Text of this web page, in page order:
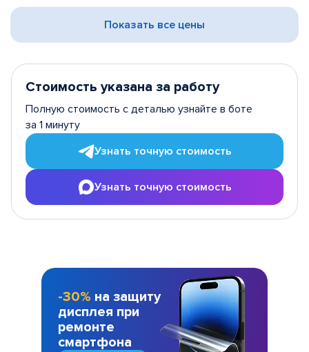
Показать все цены
Стоимость указана за работу
Полную стоимость с деталью узнайте в боте
за 1 минуту
Узнать точную стоимость
Узнать точную стоимость
-30% на защиту
дисплея при
ремонте
смартфона